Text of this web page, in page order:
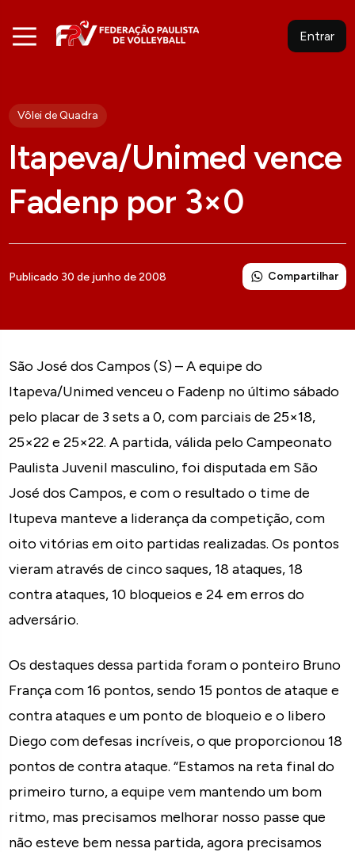
Entrar
Vôlei de Quadra
Itapeva/Unimed vence
Fadenp por 3×0
Publicado 30 de junho de 2008 Compartilhar
São José dos Campos (S) – A equipe do
Itapeva/Unimed venceu o Fadenp no último sábado
pelo placar de 3 sets a 0, com parciais de 25×18,
25×22 e 25×22. A partida, válida pelo Campeonato
Paulista Juvenil masculino, foi disputada em São
José dos Campos, e com o resultado o time de
Itupeva manteve a liderança da competição, com
oito vitórias em oito partidas realizadas. Os pontos
vieram através de cinco saques, 18 ataques, 18
contra ataques, 10 bloqueios e 24 em erros do
adversário.
Os destaques dessa partida foram o ponteiro Bruno
França com 16 pontos, sendo 15 pontos de ataque e
contra ataques e um ponto de bloqueio e o libero
Diego com defesas incríveis, o que proporcionou 18
pontos de contra ataque. “Estamos na reta final do
primeiro turno, a equipe vem mantendo um bom
ritmo, mas precisamos melhorar nosso passe que
não esteve bem nessa partida, agora precisamos